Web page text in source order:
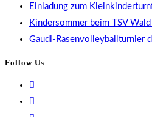
Einladung zum
Kindersommer beim TSV
Gaudi-Rasenvolleyballturnier
Follow Us